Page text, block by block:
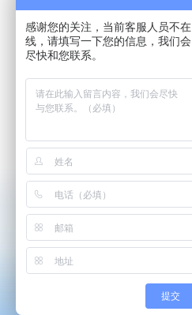
感谢您的关注，当前客服人员不在
线，请填写一下您的信息，我们会
尽快和您联系。
提交